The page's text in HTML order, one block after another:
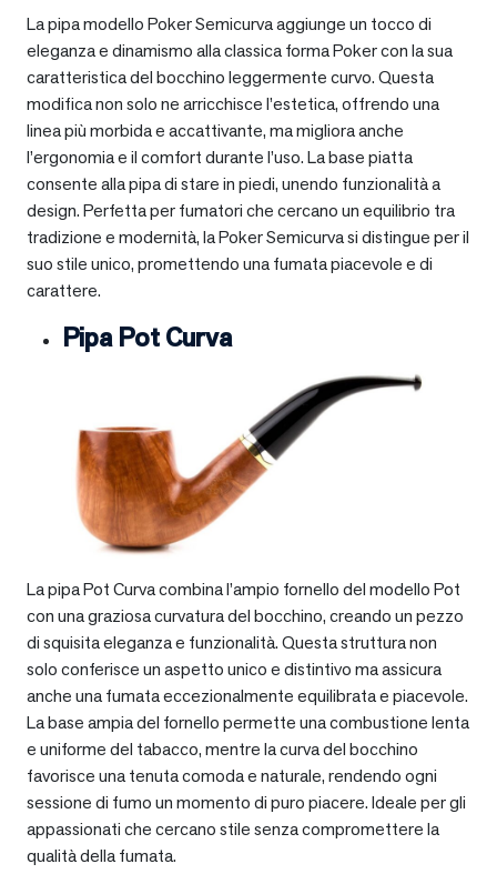
La pipa modello Poker Semicurva aggiunge un tocco di
eleganza e dinamismo alla classica forma Poker con la sua
caratteristica del bocchino leggermente curvo. Questa
modifica non solo ne arricchisce l’estetica, offrendo una
linea più morbida e accattivante, ma migliora anche
l’ergonomia e il comfort durante l’uso. La base piatta
consente alla pipa di stare in piedi, unendo funzionalità a
design. Perfetta per fumatori che cercano un equilibrio tra
tradizione e modernità, la Poker Semicurva si distingue per il
suo stile unico, promettendo una fumata piacevole e di
carattere.
Pipa Pot Curva
La pipa Pot Curva combina l’ampio fornello del modello Pot
con una graziosa curvatura del bocchino, creando un pezzo
di squisita eleganza e funzionalità. Questa struttura non
solo conferisce un aspetto unico e distintivo ma assicura
anche una fumata eccezionalmente equilibrata e piacevole.
La base ampia del fornello permette una combustione lenta
e uniforme del tabacco, mentre la curva del bocchino
favorisce una tenuta comoda e naturale, rendendo ogni
sessione di fumo un momento di puro piacere. Ideale per gli
appassionati che cercano stile senza compromettere la
qualità della fumata.